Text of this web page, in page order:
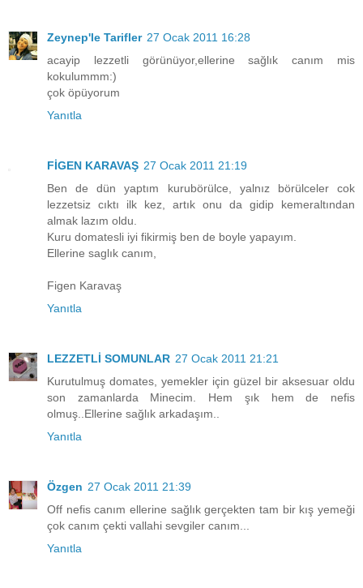
Zeynep'le Tarifler 27 Ocak 2011 16:28
acayip lezzetli görünüyor,ellerine sağlık canım mis
kokulummm:)
çok öpüyorum
Yanıtla
FİGEN KARAVAŞ 27 Ocak 2011 21:19
Ben de dün yaptım kurubörülce, yalnız börülceler cok
lezzetsiz cıktı ilk kez, artık onu da gidip kemeraltından
almak lazım oldu.
Kuru domatesli iyi fikirmiş ben de boyle yapayım.
Ellerine saglık canım,
Figen Karavaş
Yanıtla
LEZZETLİ SOMUNLAR 27 Ocak 2011 21:21
Kurutulmuş domates, yemekler için güzel bir aksesuar oldu
son zamanlarda Minecim. Hem şık hem de nefis
olmuş..Ellerine sağlık arkadaşım..
Yanıtla
Özgen 27 Ocak 2011 21:39
Off nefis canım ellerine sağlık gerçekten tam bir kış yemeği
çok canım çekti vallahi sevgiler canım...
Yanıtla